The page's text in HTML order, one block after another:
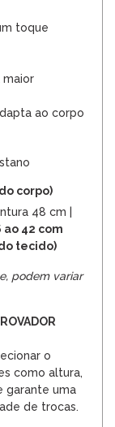
toque
maior
ao corpo
corpo)
48 cm |
ao 42 com
tecido)
podem variar
o
como altura,
garante uma
de trocas.